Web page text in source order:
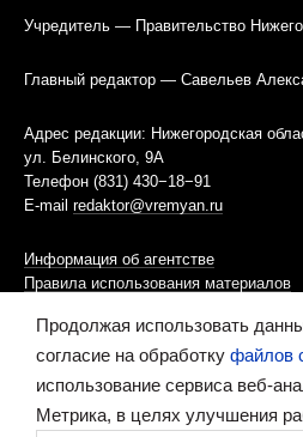
Учредитель — Правительство
Главный редактор — Савельев
Адрес редакции: Нижегородская
ул. Белинского, 9А
Телефон (831) 430−18−91
E-mail redaktor@vremyan.ru
Информация об агентстве
Правила использования материалов
Информационная политика
Ресурс содержит материалы 16+
Продолжая использовать
согласие на обработку файлов
использование сервиса веб-
Метрика, в целях улучшения